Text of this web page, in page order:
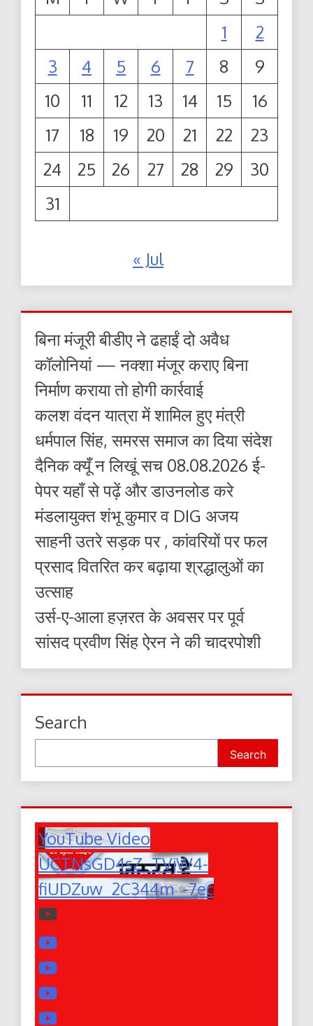
1
2
3
4 5 6 7 8
9
10
11 12 13 14 15
16
17
18 19 20 21 22
23
24
25 26 27 28 29
30
31
« Jul
बिना मंजूरी बीडीए ने ढहाईं दो अवैध
कॉलोनियां — नक्शा मंजूर कराए बिना
निर्माण कराया तो होगी कार्रवाई
कलश वंदन यात्रा में शामिल हुए मंत्री
धर्मपाल सिंह, समरस समाज का दिया संदेश
दैनिक क्यूँ न लिखूं सच 08.08.2026 ई-
पेपर यहाँ से पढ़ें और डाउनलोड करे
मंडलायुक्त शंभू कुमार व DIG अजय
साहनी उतरे सड़क पर , कांवरियों पर फल
प्रसाद वितरित कर बढ़ाया श्रद्धालुओं का
उत्साह
उर्स-ए-आला हज़रत के अवसर पर पूर्व
सांसद प्रवीण सिंह ऐरन ने की चादरपोशी
Search
Search
YouTube Video
UCTNsGD4sZ_TVjW4-
fiUDZuw_2C344m_-7ec